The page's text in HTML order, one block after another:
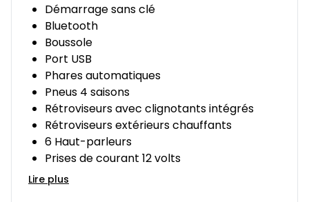
Démarrage sans clé
Bluetooth
Boussole
Port USB
Phares automatiques
Pneus 4 saisons
Rétroviseurs avec clignotants intégrés
Rétroviseurs extérieurs chauffants
6 Haut-parleurs
Prises de courant 12 volts
Lire plus